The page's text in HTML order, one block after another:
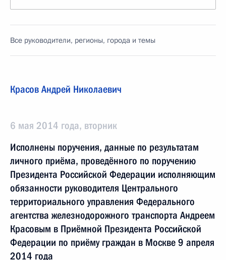
Все руководители, регионы, города и темы
Красов Андрей Николаевич
6 мая 2014 года, вторник
Исполнены поручения, данные по результатам
личного приёма, проведённого по поручению
Президента Российской Федерации исполняющим
обязанности руководителя Центрального
территориального управления Федерального
агентства железнодорожного транспорта Андреем
Красовым в Приёмной Президента Российской
Федерации по приёму граждан в Москве 9 апреля
2014 года